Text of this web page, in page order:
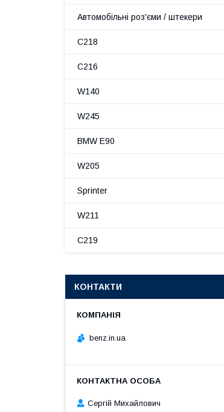
Автомобільні роз'єми / штекери
C218
C216
W140
W245
BMW E90
W205
Sprinter
W211
C219
КОНТАКТИ
benz.in.ua
Сергій Михайлович